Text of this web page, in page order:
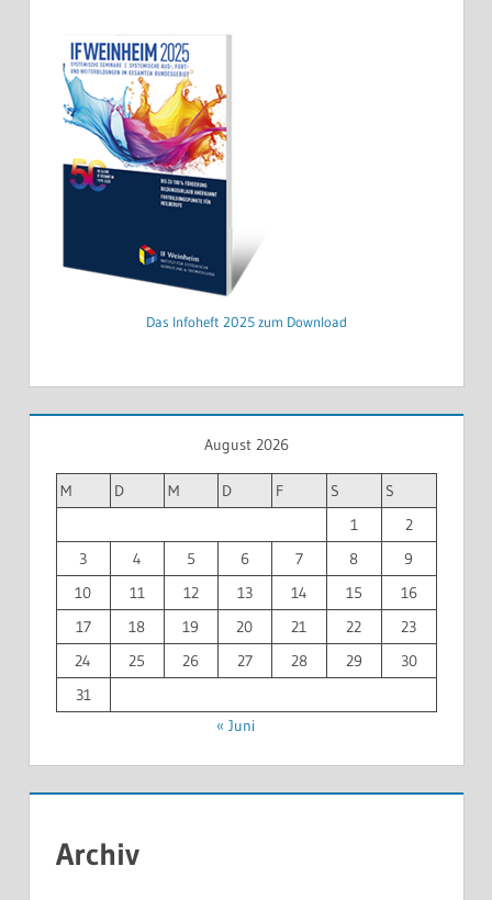
Das Infoheft 2025 zum Download
August 2026
M D M D F S
S
1
2
3
4 5 6 7 8
9
10
11 12 13 14 15
16
17
18 19 20 21 22
23
24
25 26 27 28 29
30
31
« Juni
Archiv